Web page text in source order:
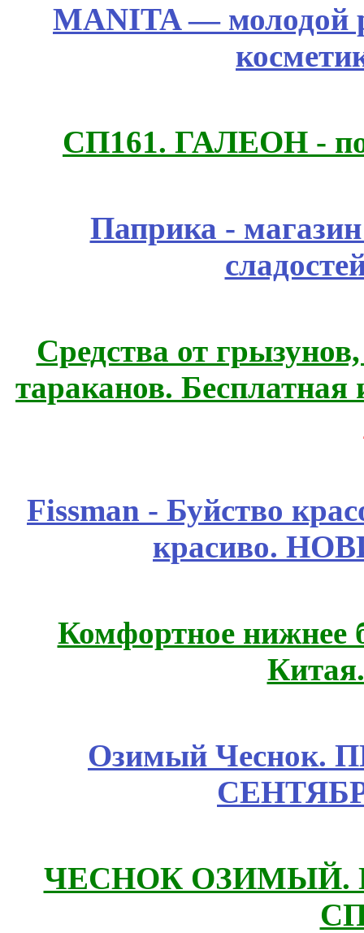
MANITA — молодой
СП161. ГАЛЕОН -
Паприка -
Средства от
тараканов.
Fissmаn - Буйство
красиво.
Комфортное нижнее
Озимый Чеснок.
ЧЕСНОК ОЗИМЫЙ.